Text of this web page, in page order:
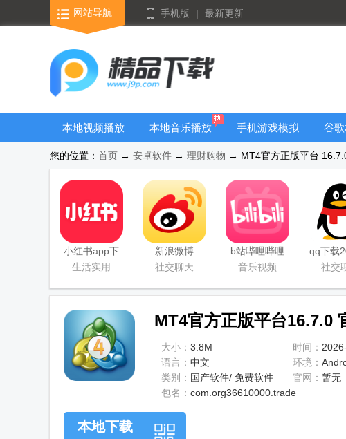
网站导航 手机版 | 最新更新
本地视频播放
本地音乐播放
手机游戏模拟
器安卓版合集
谷
您的位置： 首页 → 安卓软件 → 理财购物 → MT4官方正版平台
小红书app下
载安装
生活实用
新浪微博
Weibo手机版
社交聊天
b站哔哩哔哩
app手机版
音乐视频
qq下载
新
社交
MT4官方正版平台16.7.0
大小： 3.8M 时间：
语言： 中文 环境：
类别： 国产软件/ 免费软件 官网： 暂无
包名： com.org36610000.trade
本地下载